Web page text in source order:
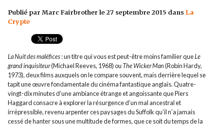
Publié par Marc Fairbrother le 27 septembre 2015 dans La
Crypte
La Nuit des maléfices: un titre qui vous est peut-être moins familier queLe
grand inquisiteur(Michael Reeves, 1968) ouThe Wicker Man(Robin Hardy,
1973), deux films auxquels on le compare souvent, mais derrière lequel se
tapit une œuvre fondamentale du cinéma fantastique anglais. Quatre-
vingt-dix minutes d’une ambiance étrange et angoissante que Piers
Haggard consacre à explorer la résurgence d’un mal ancestral et
irrépressible, revenu arpenter ces paysages du Suffolk qu’il n’a jamais
cessé de hanter sous une multitude de formes, que ce soit du temps de la